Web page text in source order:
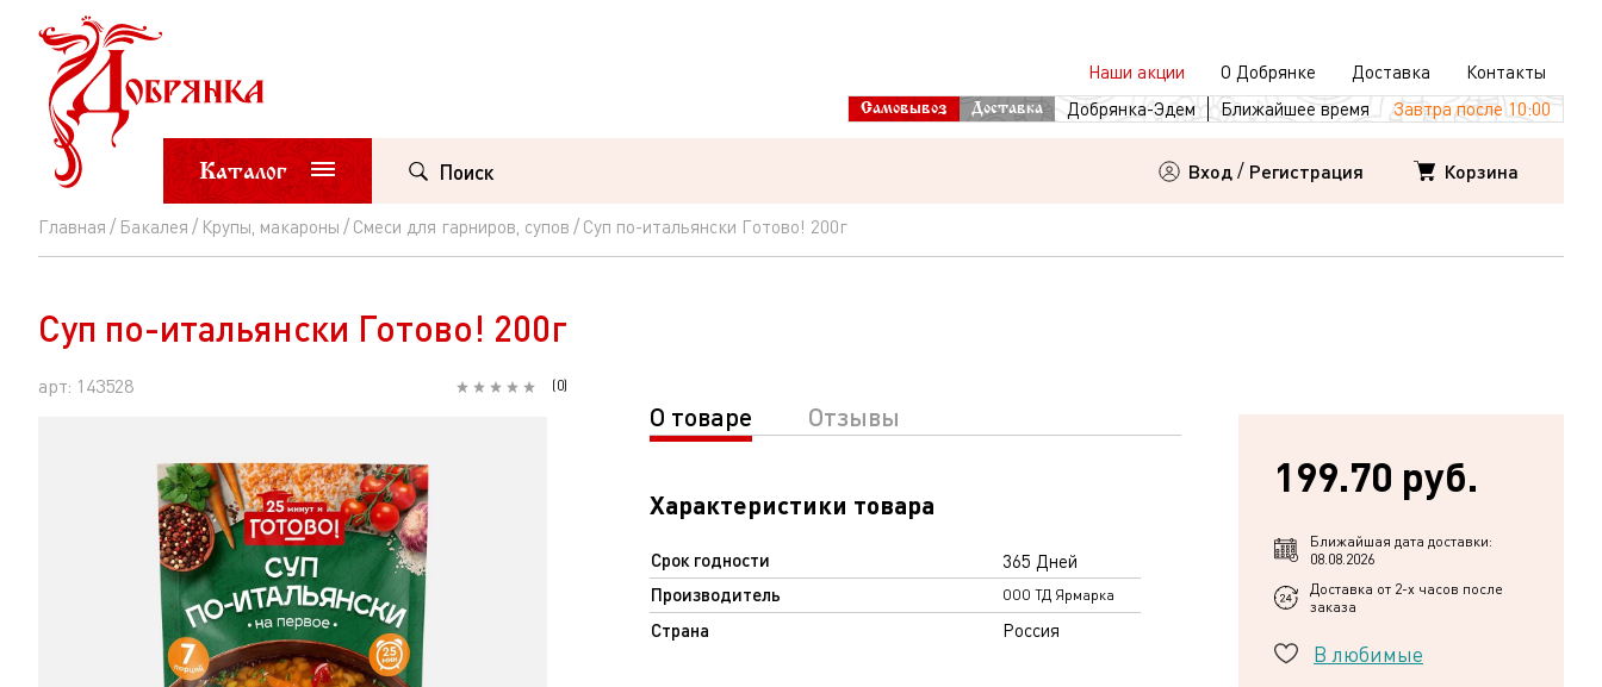
Наши акции О Добрянке Доставка Контакты
Самовывоз Доставка Добрянка-Эдем Ближайшее время Завтра после 10:00
Каталог Поиск Вход / Регистрация Корзина
Главная Бакалея Крупы, макароны Смеси для гарниров, супов Суп по-итальянски Готово! 200г
Суп
по-
итальянски
Готово!
Суп по-итальянски Готово! 200г
арт: 143528 (0)
О товаре Отзывы
Характеристики товара
Срок годности 365 Дней
Производитель ООО ТД Ярмарка
Страна Россия
199.70 руб.
Ближайшая дата доставки:
08.08.2026
Доставка от 2-х часов после
заказа
В любимые